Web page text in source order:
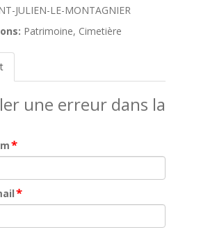
JULIEN-LE-MONTAGNIER
Patrimoine, Cimetière
une erreur dans la
*
*